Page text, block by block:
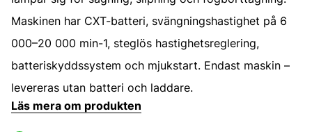
Maskinen har CXT-batteri, svängningshastighet på 6
000–20 000 min-1, steglös hastighetsreglering,
batteriskyddssystem och mjukstart. Endast maskin –
levereras utan batteri och laddare.
Läs mera om produkten